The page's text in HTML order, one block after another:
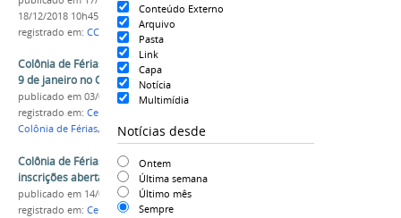
Conteúdo Externo
Arquivo
Pasta
Link
Capa
Notícia
Multimídia
Notícias desde
Ontem
Última semana
Último mês
Sempre
18/12/2018 10h45
registrado em: CCA Cemafauna , Ceminha
Colônia de Férias Ceminha acontece a partir de
9 de janeiro no Cemafauna Caatinga da Univasf
publicado em 03/01/2023
registrado em: Cemafauna
Colônia de Férias, CCA
Colônia de Férias Ceminha da Univasf está com
inscrições abertas
publicado em 14/01/2020
registrado em: Cemafauna,Ceminha